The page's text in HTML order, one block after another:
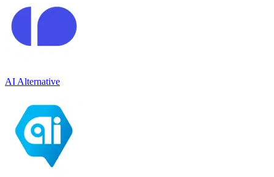
AI Alternative